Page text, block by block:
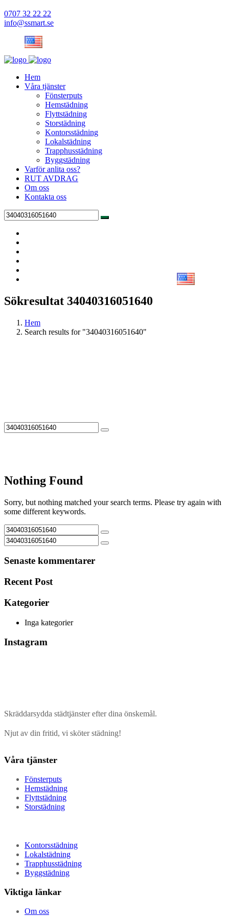
0707 32 22 22
info@ssmart.se
Hem
Våra tjänster
Fönsterputs
Hemstädning
Flyttstädning
Storstädning
Kontorsstädning
Lokalstädning
Trapphusstädning
Byggstädning
Varför anlita oss?
RUT AVDRAG
Om oss
Kontakta oss
Sökresultat 34040316051640
Hem
Search results for "34040316051640"
Nothing Found
Sorry, but nothing matched your search terms. Please try again with
some different keywords.
Senaste kommentarer
Recent Post
Kategorier
Inga kategorier
Instagram
Skräddarsydda städtjänster efter dina önskemål.
Njut av din fritid, vi sköter städning!
Våra tjänster
Fönsterputs
Hemstädning
Flyttstädning
Storstädning
Kontorsstädning
Lokalstädning
Trapphusstädning
Byggstädning
Viktiga länkar
Om oss